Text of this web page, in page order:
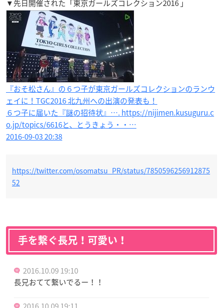
▼先日開催された「東京ガールズコレクション2016 」
『おそ松さん』の６つ子が東京ガールズコレクションのランウ
ェイに！TGC2016 北九州への出演の発表も！
６つ子に届いた『謎の招待状』…. https://nijimen.kusuguru.c
o.jp/topics/6616と、とうきょう・・…
2016-09-03 20:38
https://twitter.com/osomatsu_PR/status/7850596256912875
52
手を繋ぐ長兄！可愛い！
2016.10.09 19:10
長兄おてて繋いでるー！！
2016.10.09 19:11